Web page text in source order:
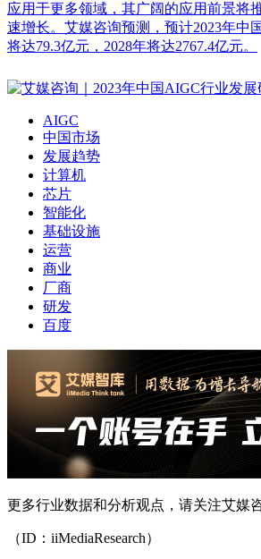
应用于更多领域，其广阔的应用前景将
速增长。艾媒咨询预测，预计2023年中
将达79.3亿元，2028年将达2767.4亿元。
AIGC
中国市场
发展趋势
计算机
芯片
智能化
基础设施
运营
商业
厂商
研发
百度
更多行业数据和分析观点，请关注艾媒
（ID：iiMediaResearch）